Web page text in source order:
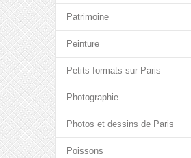
Patrimoine
Peinture
Petits formats sur Paris
Photographie
Photos et dessins de Paris
Poissons